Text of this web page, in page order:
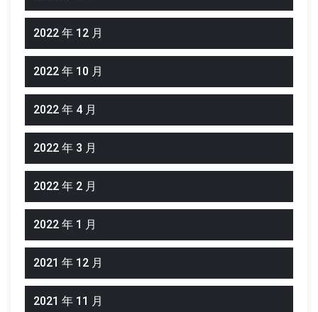
2022 年 12 月
2022 年 10 月
2022 年 4 月
2022 年 3 月
2022 年 2 月
2022 年 1 月
2021 年 12 月
2021 年 11 月